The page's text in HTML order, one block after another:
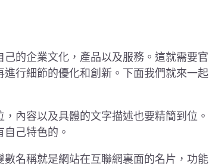
的企業文化，產品以及服務。這就需要官
行細節的優化和創新。下面我們就來一起
內容以及具體的文字描述也要精簡到位。
己特色的。
名稱就是網站在互聯網裏面的名片，功能